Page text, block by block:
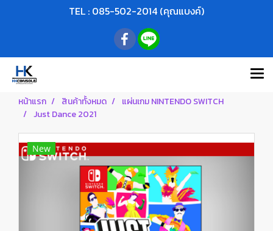
TEL : 085-502-2014 (คุณแบงค์)
หน้าแรก สินค้าทั้งหมด
แผ่นเกม NINTENDO SWITCH
Just Dance 2021
New